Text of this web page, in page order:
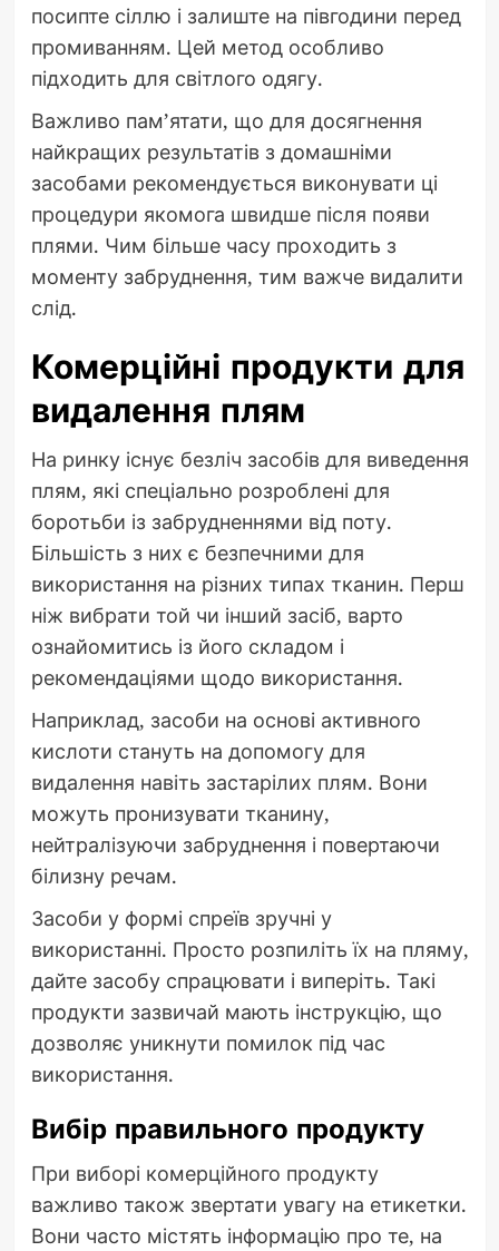
посипте сіллю і залиште на півгодини перед
промиванням. Цей метод особливо
підходить для світлого одягу.
Важливо пам’ятати, що для досягнення
найкращих результатів з домашніми
засобами рекомендується виконувати ці
процедури якомога швидше після появи
плями. Чим більше часу проходить з
моменту забруднення, тим важче видалити
слід.
Комерційні продукти для
видалення плям
На ринку існує безліч засобів для виведення
плям, які спеціально розроблені для
боротьби із забрудненнями від поту.
Більшість з них є безпечними для
використання на різних типах тканин. Перш
ніж вибрати той чи інший засіб, варто
ознайомитись із його складом і
рекомендаціями щодо використання.
Наприклад, засоби на основі активного
кислоти стануть на допомогу для
видалення навіть застарілих плям. Вони
можуть пронизувати тканину,
нейтралізуючи забруднення і повертаючи
білизну речам.
Засоби у формі спреїв зручні у
використанні. Просто розпиліть їх на пляму,
дайте засобу спрацювати і виперіть. Такі
продукти зазвичай мають інструкцію, що
дозволяє уникнути помилок під час
використання.
Вибір правильного продукту
При виборі комерційного продукту
важливо також звертати увагу на етикетки.
Вони часто містять інформацію про те, на